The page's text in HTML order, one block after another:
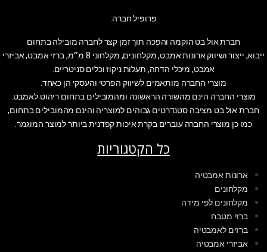
פרופיל חברה:
חברת אול בט הוקמה והפכה תוך זמן קצר לחברה מובילה בתחום
ייבוא, ייצור ושיווק ארונות אמבט, מקלחונים, מקלחוני 8 מ״מ, ברזי אמבט, אביזרי
אמבט, מיכלי הדחה, תעלות ניקוז וכלים סניטריים.
מוצרי החברה מותאמים לשיווק הפרטי והעסקי הן כאחד.
מוצרי החברה הינם מהשורה הראשונה ומהמובילים בתחום ריהוט לאמבט.
חברת אול בט מציבה סטנדרטים גבוהים למוצריה והינם מהמובילים בתחום,
כמו כן מוצרי החברה עוברים בקרת איכות קפדנית ביותר למוצר המוגמר.
כל הקטגוריות
ארונות אמבטיה
מקלחונים
מקלחונים לפי מידה
ברזי מטבח
ברזים לאמבטיה
אביזרי אמבטיה